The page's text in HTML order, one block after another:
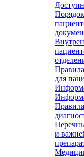
для
и